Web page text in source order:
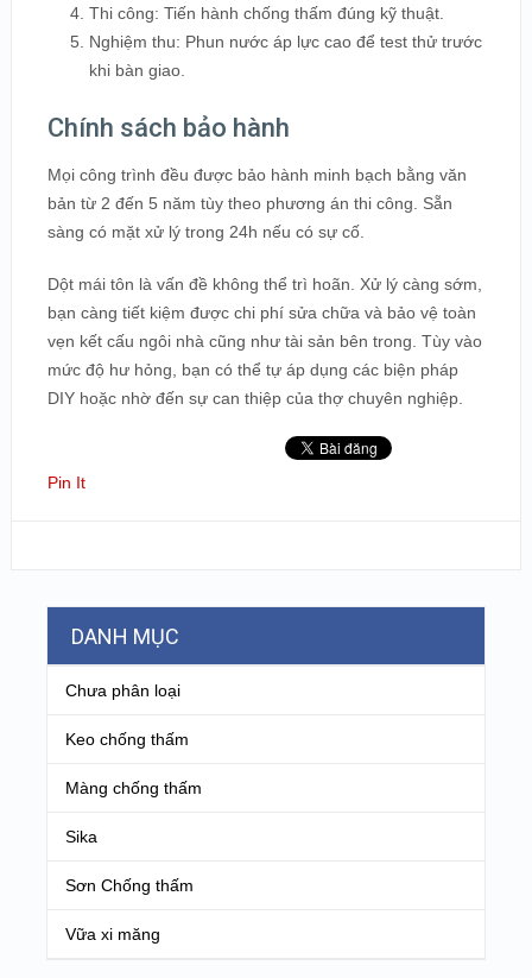
Thi công: Tiến hành chống thấm đúng kỹ thuật.
Nghiệm thu: Phun nước áp lực cao để test thử trước
khi bàn giao.
Chính sách bảo hành
Mọi công trình đều được bảo hành minh bạch bằng văn
bản từ 2 đến 5 năm tùy theo phương án thi công. Sẵn
sàng có mặt xử lý trong 24h nếu có sự cố.
Dột mái tôn là vấn đề không thể trì hoãn. Xử lý càng sớm,
bạn càng tiết kiệm được chi phí sửa chữa và bảo vệ toàn
vẹn kết cấu ngôi nhà cũng như tài sản bên trong. Tùy vào
mức độ hư hỏng, bạn có thể tự áp dụng các biện pháp
DIY hoặc nhờ đến sự can thiệp của thợ chuyên nghiệp.
Pin It
DANH MỤC
Chưa phân loại
Keo chống thấm
Màng chống thấm
Sika
Sơn Chống thấm
Vữa xi măng